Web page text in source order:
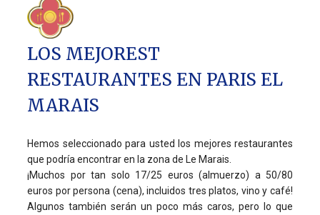
LOS MEJOREST
RESTAURANTES EN PARIS EL
MARAIS
Hemos seleccionado para usted los mejores restaurantes
que podría encontrar en la zona de Le Marais.
¡Muchos por tan solo 17/25 euros (almuerzo) a 50/80
euros por persona (cena), incluidos tres platos, vino y café!
Algunos también serán un poco más caros, pero lo que